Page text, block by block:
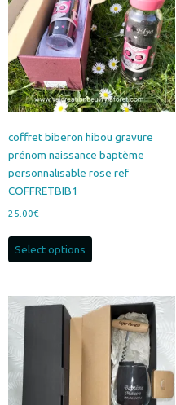
coffret biberon hibou gravure
prénom naissance baptème
personnalisable rose ref
COFFRETBIB1
25.00€
Select options